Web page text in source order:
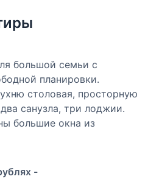
большой семьи с
планировки.
столовая, просторную
санузла, три лоджии.
большие окна из
бронированные
из благородных пород
-